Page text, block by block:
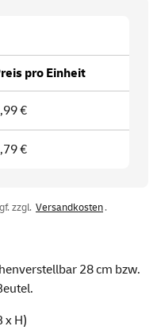
pro Einheit
€
€
zzgl. Versandkosten.
28 cm bzw.
x H)